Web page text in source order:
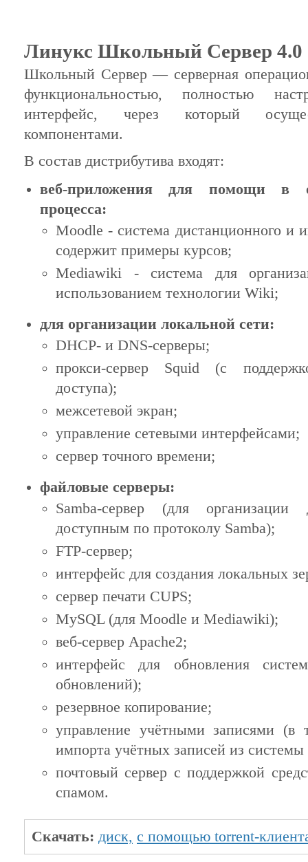
Линукс Школьный Сервер 4.0
Школьный Сервер — серверная
функциональностью, полностью
интерфейс, через который
компонентами.
В состав дистрибутива входят:
веб-приложения для помощи в
процесса:
Moodle - система дистанционного и
содержит примеры курсов;
Mediawiki - система для
использованием технологии Wiki;
для организации локальной сети:
DHCP- и DNS-серверы;
прокси-сервер Squid (с
доступа);
межсетевой экран;
управление сетевыми интерфейсами;
сервер точного времени;
файловые серверы:
Samba-сервер (для
доступным по протоколу Samba);
FTP-сервер;
интерфейс для создания локальных
сервер печати CUPS;
MySQL (для Moodle и Mediawiki);
веб-сервер Apache2;
интерфейс для обновления
обновлений);
резервное копирование;
управление учётными записями (в
импорта учётных записей из
почтовый сервер с поддержкой
спамом.
Скачать: диск, c помощью torrent-